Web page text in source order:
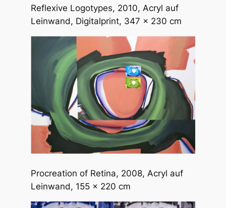
Reflexive Logotypes, 2010, Acryl auf
Leinwand, Digitalprint, 347 x 230 cm
Procreation of Retina, 2008, Acryl auf
Leinwand, 155 x 220 cm